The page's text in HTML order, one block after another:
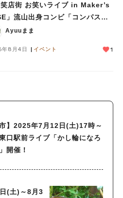
笑店街 お笑いライブ in Maker’s
」流山出身コンビ「コンパス」
！8/23（日）
Ayuuまま
8月4日 イベント 1
市】2025年7月12日(土)17時～
口駅前ライブ「かし輪になろ
開催！
(土)～8月3